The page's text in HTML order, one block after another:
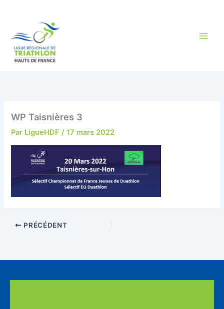
WP Taisnières 3
Par LigueHDF/17 mars 2022
PRÉCÉDENT